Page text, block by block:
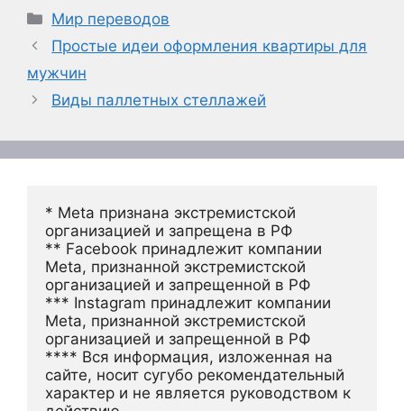
Рубрики
Мир переводов
Простые идеи оформления квартиры для
мужчин
Виды паллетных стеллажей
* Meta признана экстремистской
организацией и запрещена в РФ
** Facebook принадлежит компании
Meta, признанной экстремистской
организацией и запрещенной в РФ
*** Instagram принадлежит компании
Meta, признанной экстремистской
организацией и запрещенной в РФ
**** Вся информация, изложенная на
сайте, носит сугубо рекомендательный
характер и не является руководством к